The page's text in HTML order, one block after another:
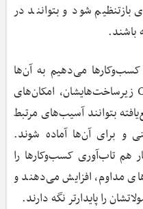
بازتنظیم شود و بتوانند در
باشند.
می‌دهیم به آن‌ها
کمک می‌شود که با Cloud Native زیرساخت‌هایشان، امکان‌های
بتوانند آسیب‌های مرتبط
و برای آن‌ها آماده شوند.
درنهایت همه‌ی این امکان‌ها در کنار هم تاب‌آوری‎ کسب‌وکارها را
مداوم، افزایش می‌دهند و
را پایدارتر نگه دارند.